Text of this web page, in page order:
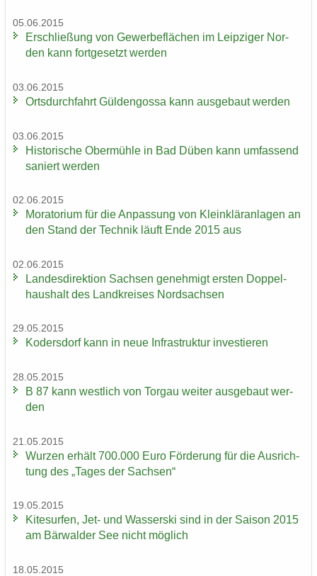
05.06.2015
Er­schlie­ßung von Ge­wer­be­flä­chen im Leip­zi­ger Nor­
den kann fort­ge­setzt wer­den
03.06.2015
Orts­durch­fahrt Gül­den­gos­sa kann aus­ge­baut wer­den
03.06.2015
His­to­ri­sche Ober­müh­le in Bad Düben kann um­fas­send
sa­niert wer­den
02.06.2015
Mo­ra­to­ri­um für die An­pas­sung von Klein­klär­an­la­gen an
den Stand der Tech­nik läuft Ende 2015 aus
02.06.2015
Lan­des­di­rek­ti­on Sach­sen ge­neh­migt ers­ten Dop­pel­
haus­halt des Land­krei­ses Nord­sach­sen
29.05.2015
Ko­ders­dorf kann in neue In­fra­struk­tur in­ves­tie­ren
28.05.2015
B 87 kann west­lich von Tor­gau wei­ter aus­ge­baut wer­
den
21.05.2015
Wur­zen er­hält 700.000 Euro För­de­rung für die Aus­rich­
tung des „Tages der Sach­sen“
19.05.2015
Ki­te­sur­fen, Jet- und Was­ser­ski sind in der Sai­son 2015
am Bär­wal­der See nicht mög­lich
18.05.2015